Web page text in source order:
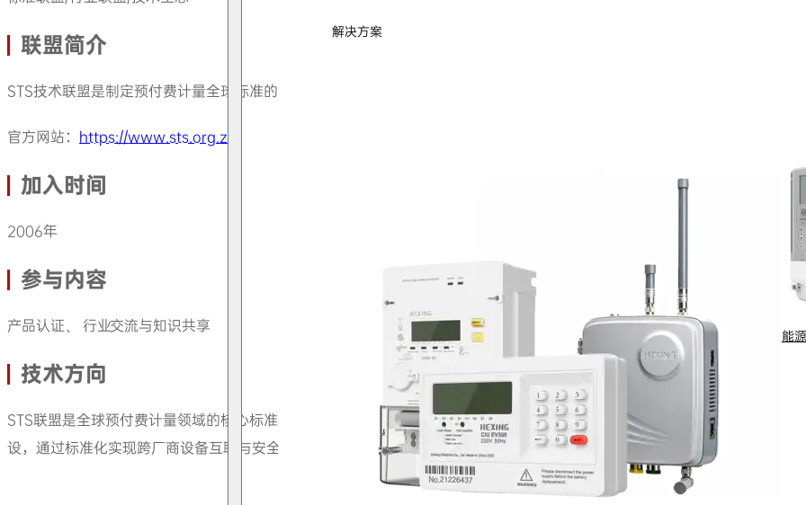
解决方案
能
联盟简介
STS技术联盟是制定预付费计量全球标准的组织，其核心的标准化安全令牌技术，广泛应用于电、水、气表领域，实现跨厂商
官方网站： https://www.sts.org.za/
加入时间
2006年
参与内容
产品认证、 行业交流与知识共享
技术方向
STS联盟是全球预付费计量领域的核心标准组织，其业务覆盖电、水、气、热等公用事业预付费系统，包括标准制定、安全令
设，通过标准化实现跨厂商设备互联与安全支付。